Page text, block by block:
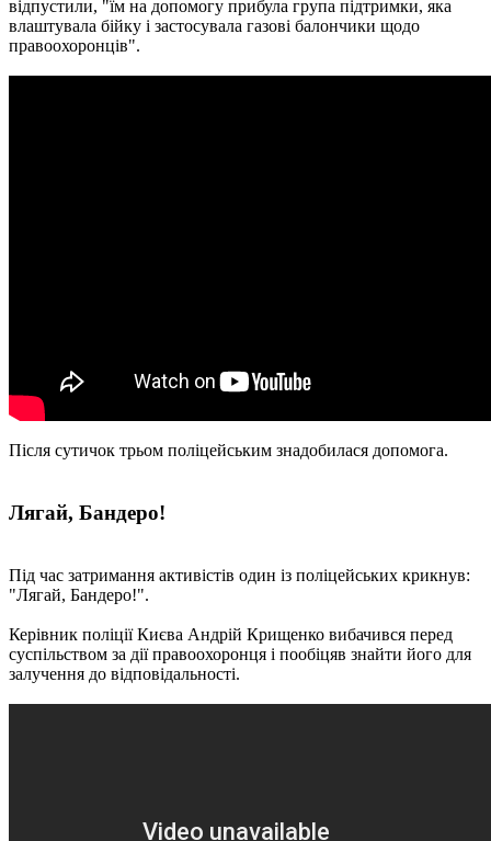
відпустили, "їм на допомогу прибула група підтримки, яка
влаштувала бійку і застосувала газові балончики щодо
правоохоронців".
Після сутичок трьом поліцейським знадобилася допомога.
Лягай, Бандеро!
Під час затримання активістів один із поліцейських крикнув:
"Лягай, Бандеро!".
Керівник поліції Києва Андрій Крищенко вибачився перед
суспільством за дії правоохоронця і пообіцяв знайти його для
залучення до відповідальності.